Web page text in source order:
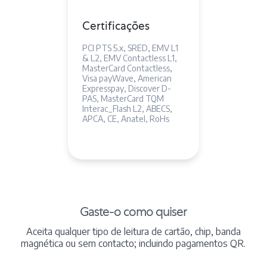
Certificações
PCI PTS 5.x, SRED, EMV L1
& L2, EMV Contactless L1,
MasterCard Contactless,
Visa payWave, American
Expresspay, Discover D-
PAS, MasterCard TQM
Interac_Flash L2, ABECS,
APCA, CE, Anatel, RoHs
Gaste-o como quiser
Aceita qualquer tipo de leitura de cartão, chip, banda
magnética ou sem contacto; incluindo pagamentos QR.